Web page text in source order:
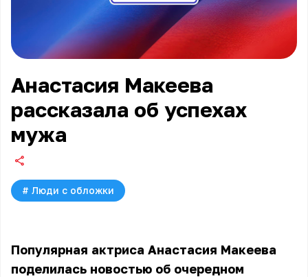
Анастасия Макеева
рассказала об успехах
мужа
# Люди с обложки
Популярная актриса Анастасия Макеева
поделилась новостью об очередном